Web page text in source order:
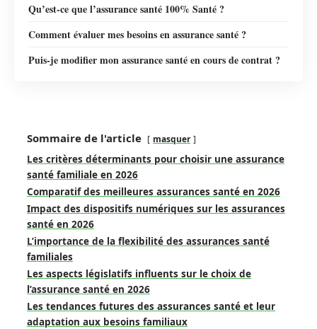
Qu’est-ce que l’assurance santé 100% Santé ?
Comment évaluer mes besoins en assurance santé ?
Puis-je modifier mon assurance santé en cours de contrat ?
Sommaire de l'article masquer
Les critères déterminants pour choisir une assurance
santé familiale en 2026
Comparatif des meilleures assurances santé en 2026
Impact des dispositifs numériques sur les assurances
santé en 2026
L’importance de la flexibilité des assurances santé
familiales
Les aspects législatifs influents sur le choix de
l’assurance santé en 2026
Les tendances futures des assurances santé et leur
adaptation aux besoins familiaux